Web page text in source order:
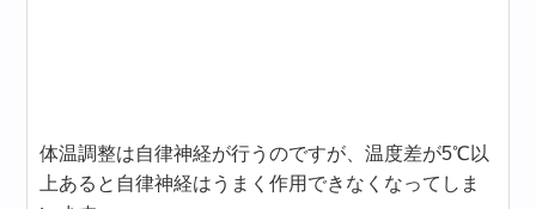
体温調整は自律神経が行うのですが、温度差が5℃以
上あると自律神経はうまく作用できなくなってしま